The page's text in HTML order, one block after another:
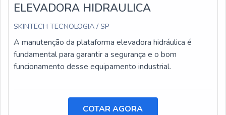
ELEVADORA HIDRAULICA
SKINTECH TECNOLOGIA / SP
A manutenção da plataforma elevadora hidráulica é
fundamental para garantir a segurança e o bom
funcionamento desse equipamento industrial.
COTAR AGORA